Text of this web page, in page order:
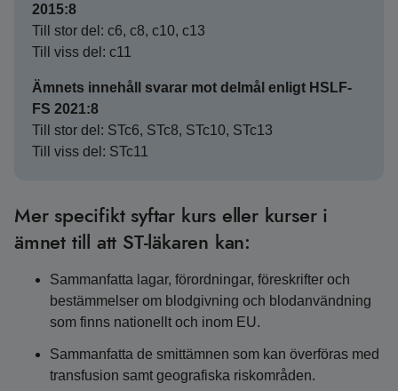
2015:8
Till stor del: c6, c8, c10, c13
Till viss del: c11
Ämnets innehåll svarar mot delmål enligt HSLF-
FS 2021:8
Till stor del: STc6, STc8, STc10, STc13
Till viss del: STc11
Mer specifikt syftar kurs eller kurser i
ämnet till att ST-läkaren kan:
Sammanfatta lagar, förordningar, föreskrifter och
bestämmelser om blodgivning och blodanvändning
som finns nationellt och inom EU.
Sammanfatta de smittämnen som kan överföras med
transfusion samt geografiska riskområden.